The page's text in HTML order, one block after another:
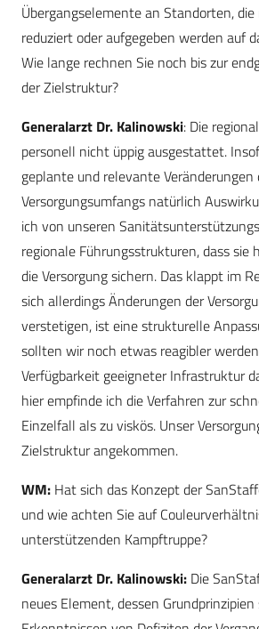
Übergangselemente an Standorten,
reduziert oder aufgegeben werden auf
Wie lange rechnen Sie noch bis zur
der Zielstruktur?
Generalarzt Dr. Kalinowski: Die
personell nicht üppig ausgestattet.
geplante und relevante Veränderungen
Versorgungsumfangs natürlich
ich von unseren
regionale Führungsstrukturen, dass sie
die Versorgung sichern. Das klappt im
sich allerdings Änderungen der
verstetigen, ist eine strukturelle
sollten wir noch etwas reagibler
Verfügbarkeit geeigneter Infrastruktur
hier empfinde ich die Verfahren zur
Einzelfall als zu viskös. Unser
Zielstruktur angekommen.
WM: Hat sich das Konzept der
und wie achten Sie auf
unterstützenden Kampftruppe?
Generalarzt Dr. Kalinowski: Die
neues Element, dessen Grundprinzipien